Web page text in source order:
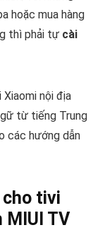
hoặc mua hàng
thì phải tự cài
nội địa
từ tiếng Trung
các hướng dẫn
tivi
MIUI TV